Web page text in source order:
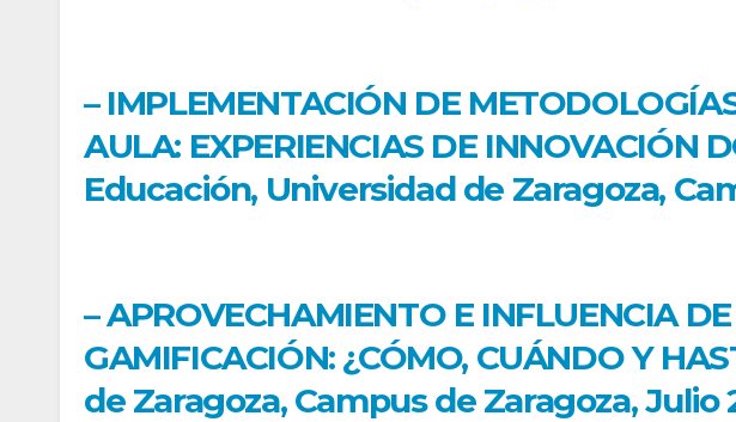
– IMPLEMENTACIÓN DE
AULA: EXPERIENCIAS DE
Educación, Universidad de Zaragoza,
– APROVECHAMIENTO E INFLUENCIA
GAMIFICACIÓN: ¿CÓMO, CUÁNDO Y
de Zaragoza, Campus de Zaragoza, Julio